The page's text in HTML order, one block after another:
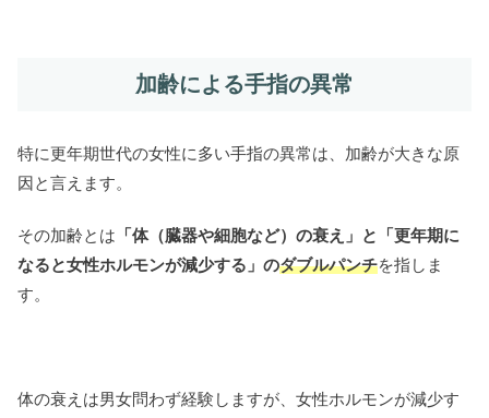
加齢による手指の異常
特に更年期世代の女性に多い手指の異常は、加齢が大きな原
因と言えます。
その加齢とは 「体（臓器や細胞など）の衰え」と「更年期に
なると女性ホルモンが減少する」のダブルパンチを指しま
す。
体の衰えは男女問わず経験しますが、女性ホルモンが減少す